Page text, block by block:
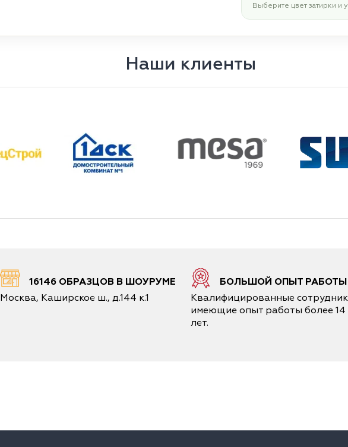
Выберите цвет затирки и
Наши клиенты
16146 ОБРАЗЦОВ В ШОУРУМЕ
Москва, Каширское ш., д.144 к.1
БОЛЬШОЙ ОПЫТ РАБОТЫ
Квалифицированные
имеющие опыт работы более 14
лет.